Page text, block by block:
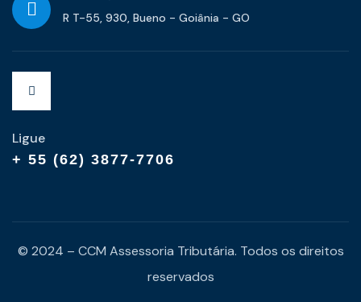
R T-55, 930, Bueno - Goiânia - GO
Ligue
+ 55 (62) 3877-7706
© 2024 – CCM Assessoria Tributária. Todos os direitos
reservados